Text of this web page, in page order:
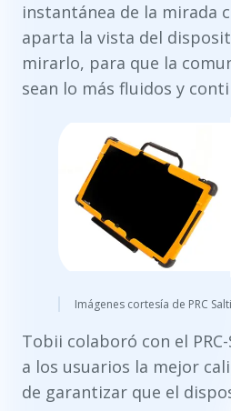
instantánea de la mirada
aparta la vista del
mirarlo, para que la
sean lo más fluidos y
Imágenes cortesía de PRC
Tobii colaboró con el
a los usuarios la mejor
de garantizar que el